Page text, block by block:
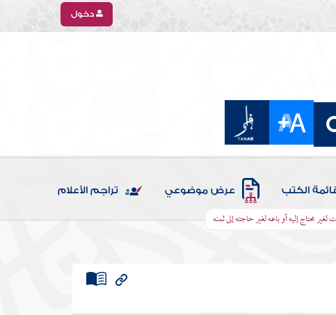
دخول
الكتب عرض موضوعي تراجم الأعلام
محتاج إليه أو باعه لغير حاجته إلى ثمنه